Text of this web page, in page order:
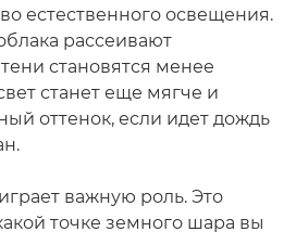
естественного освещения.
рассеивают
становятся менее
станет еще мягче и
оттенок, если идет дождь
важную роль. Это
точке земного шара вы